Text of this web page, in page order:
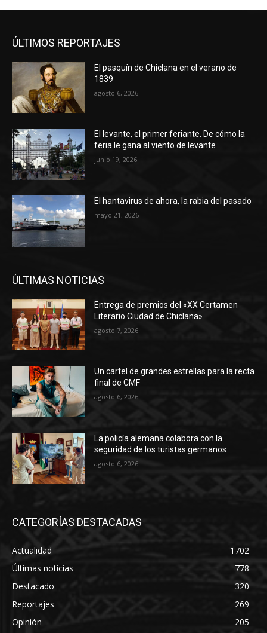
ÚLTIMOS REPORTAJES
El pasquín de Chiclana en el verano de
1839
agosto 6, 2026
El levante, el primer feriante. De cómo la
feria le gana al viento de levante
junio 19, 2026
El hantavirus de ahora, la rabia del pasado
mayo 21, 2026
ÚLTIMAS NOTICIAS
Entrega de premios del «XX Certamen
Literario Ciudad de Chiclana»
agosto 7, 2026
Un cartel de grandes estrellas para la recta
final de CMF
agosto 6, 2026
La policía alemana colabora con la
seguridad de los turistas germanos
agosto 6, 2026
CATEGORÍAS DESTACADAS
Actualidad
1702
Últimas noticias
778
Destacado
320
Reportajes
269
Opinión
205